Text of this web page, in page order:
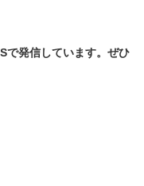
で発信しています。ぜひ